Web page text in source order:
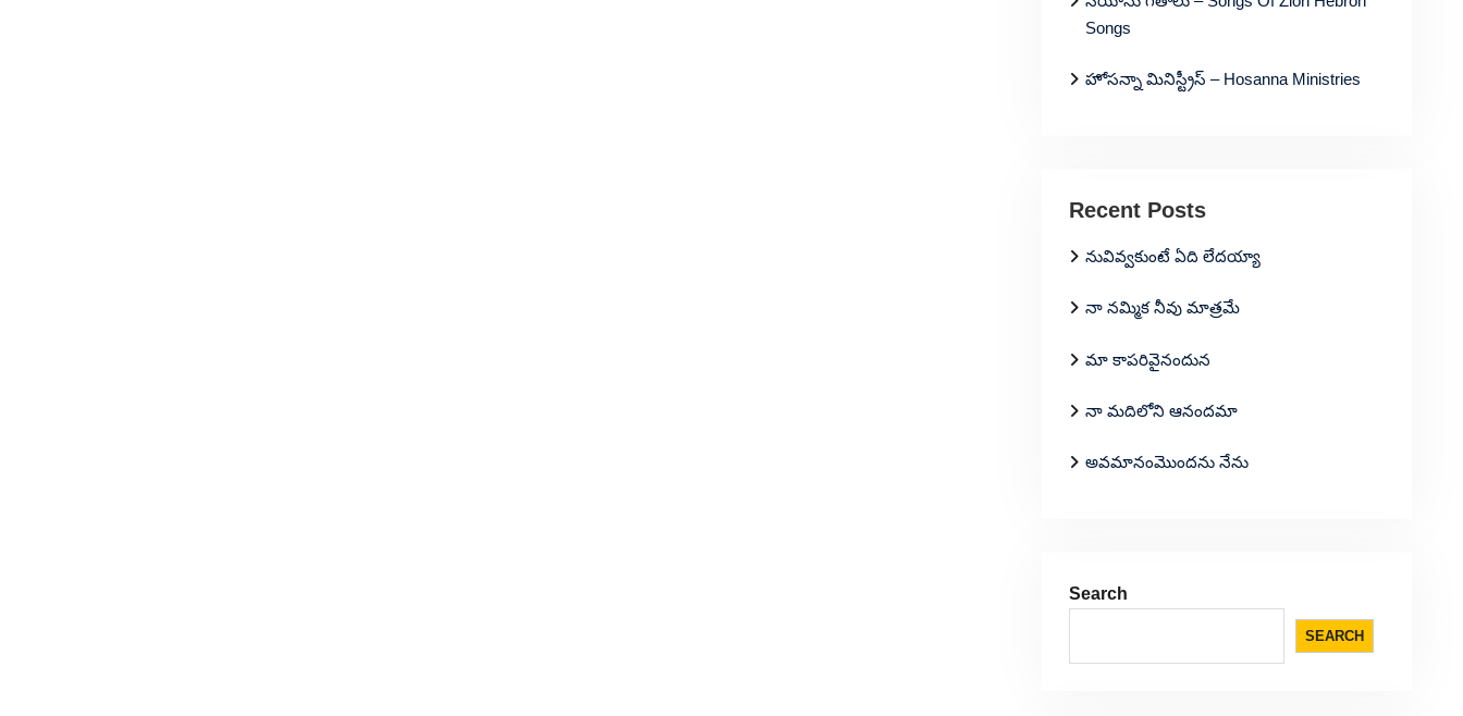
Songs
హోసన్నా మినిస్ట్రీస్ – Hosanna Ministries
Recent Posts
నువివ్వకుంటే ఏది లేదయ్యా
నా నమ్మిక నీవు మాత్రమే
మా కాపరివైనందున
నా మదిలోని ఆనందమా
అవమానంమొందను నేను
Search
SEARCH